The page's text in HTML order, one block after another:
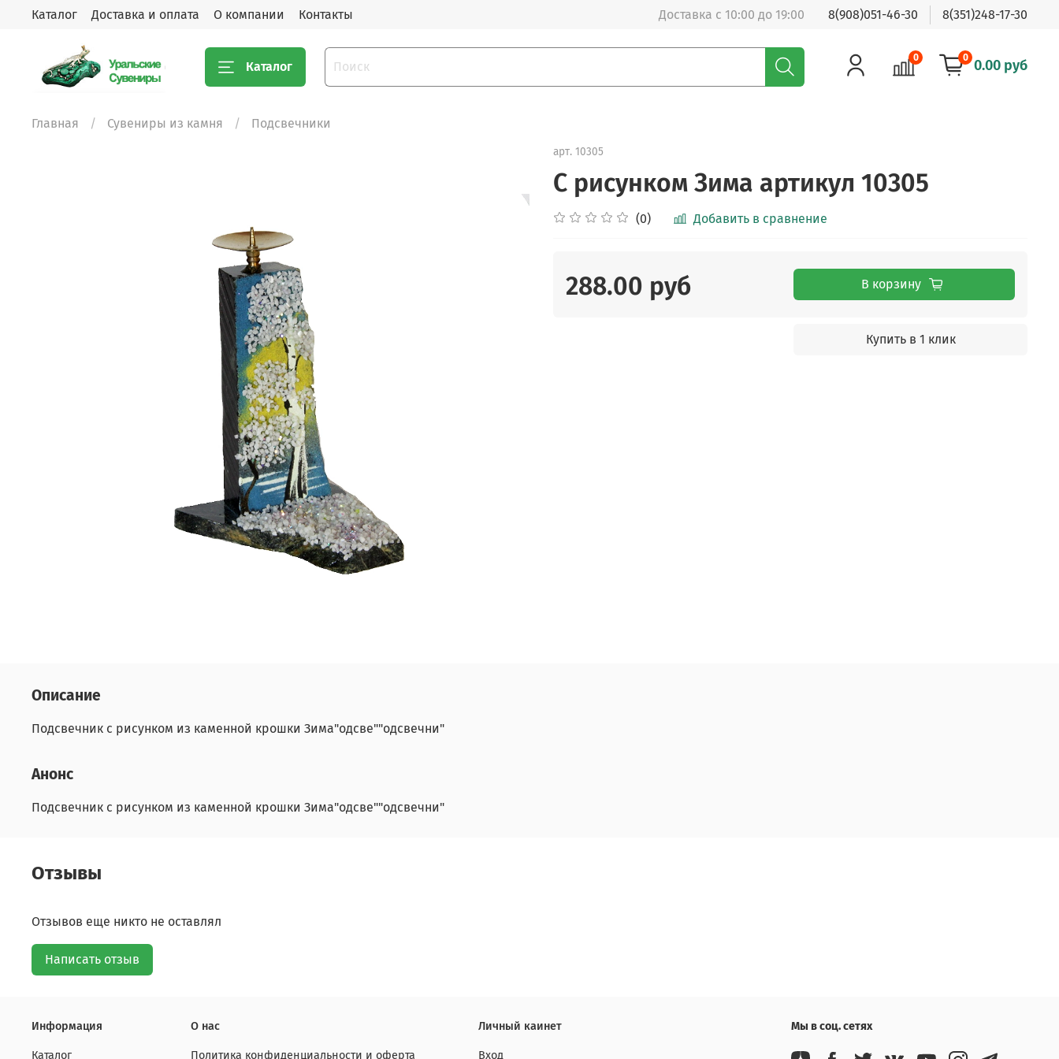
Каталог Доставка и оплата О компании Контакты Доставка с 10:00 до 19:00 8(908)051-46-30 8(351)248-17-30
Каталог
0 0 0.00 руб
Главная Сувениры из камня Подсвечники
арт. 10305
C рисунком Зима артикул 10305
(0) Добавить в сравнение
288.00 руб В корзину
Купить в 1 клик
Описание
Подсвечник с рисунком из каменной крошки Зима"одсве""одсвечни"
Анонс
Подсвечник с рисунком из каменной крошки Зима"одсве""одсвечни"
Отзывы
Отзывов еще никто не оставлял
Написать отзыв
Информация
Каталог
О нас
Политика конфиденциальности и оферта
Личный каинет
Вход
Мы в соц. сетях